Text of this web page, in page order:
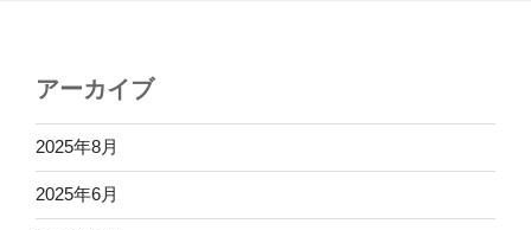
アーカイブ
2025年8月
2025年6月